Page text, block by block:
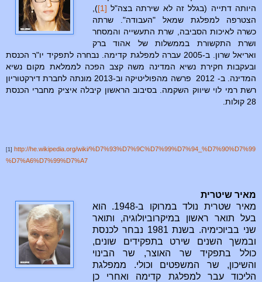
היותה דתייה (בגלל זה לא שירתה בצה"ל [1]
),
הצטרפה למפלגת שמאל "העבודה". שרתה
כשרה לאיכות הסביבה, שרת התעשייה והמסחר
ושרת התקשורת בממשלות של אהוד ברק
ואריאל שרון. ב-2005 עברה למפלגת קדימה. נבחרה לתפקיד יו"ר הכנסת
ובעקבות חקירת נשיא המדינה משה קצב הפכה לממלאת מקום נשיא
המדינה. ב- 2012 פרשה מהפוליטיקה וב-2013 מונתה לחברת דירקטוריון
רשת רמי לוי שיווק השקמה. בסיבוב הראשון קיבלה איציק מחברי הכנסת
28 קולות.
[1] http://he.wikipedia.org/wiki/%D7%93%D7%9C%D7%99%D7%94_%D7%90%D7%99
%D7%A6%D7%99%D7%A7
מאיר שיטרית
מאיר שטרית נולד במרוקו ב-1948. הוא
בעל תואר ראשון במיקרוביולוגיה, ותואר
שני בביוכימיה. בשנת 1981 נבחר לכנסת
ובמשך השנים שירט בתפקידים שונים,
כולל בתפקיד שר האוצר, שר הבינוי
והשיכון, שר המשפטים וכולי. ממפלגת
הליכוד עבר למפלגת קדימה ואחרי כן